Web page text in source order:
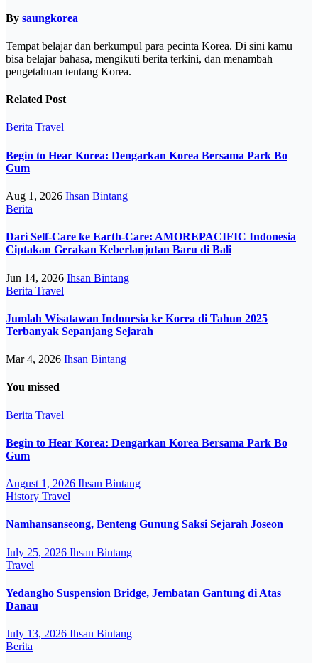
By saungkorea
Tempat belajar dan berkumpul para pecinta Korea. Di sini kamu
bisa belajar bahasa, mengikuti berita terkini, dan menambah
pengetahuan tentang Korea.
Related Post
Berita Travel
Begin to Hear Korea: Dengarkan Korea Bersama Park Bo
Gum
Aug 1, 2026 Ihsan Bintang
Berita
Dari Self-Care ke Earth-Care: AMOREPACIFIC Indonesia
Ciptakan Gerakan Keberlanjutan Baru di Bali
Jun 14, 2026 Ihsan Bintang
Berita Travel
Jumlah Wisatawan Indonesia ke Korea di Tahun 2025
Terbanyak Sepanjang Sejarah
Mar 4, 2026 Ihsan Bintang
You missed
Berita Travel
Begin to Hear Korea: Dengarkan Korea Bersama Park Bo
Gum
August 1, 2026 Ihsan Bintang
History Travel
Namhansanseong, Benteng Gunung Saksi Sejarah Joseon
July 25, 2026 Ihsan Bintang
Travel
Yedangho Suspension Bridge, Jembatan Gantung di Atas
Danau
July 13, 2026 Ihsan Bintang
Berita